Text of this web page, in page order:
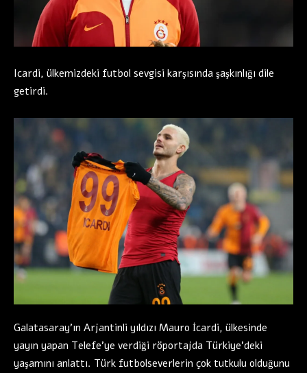
Icardi, ülkemizdeki futbol sevgisi karşısında şaşkınlığı dile
getirdi.
Galatasaray’ın Arjantinli yıldızı Mauro İcardi, ülkesinde
yayın yapan Telefe’ye verdiği röportajda Türkiye’deki
yaşamını anlattı. Türk futbolseverlerin çok tutkulu olduğunu